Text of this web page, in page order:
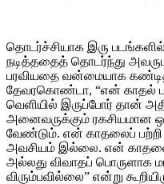
தொடர்ச்சியாக இரு
நடித்ததைத் தொடர்ந்து
பரவியதை வன்மையாக
தேவரகொண்டா, “என் காதல்
வெளியில் இருப்போர் தான்
அனைவருக்கும் ரகசியமான
வேண்டும். என் காதலைப்
அவசியம் இல்லை. என்
அல்லது விவாதப் பொருளாக
விரும்பவில்லை” என்று